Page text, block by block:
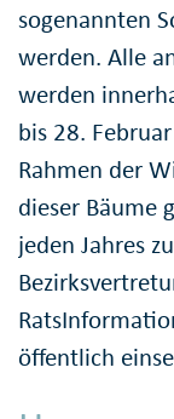
sogenannten
werden. Alle
werden
bis 28.
Rahmen der
dieser Bäume
jeden Jahres
öffentlich